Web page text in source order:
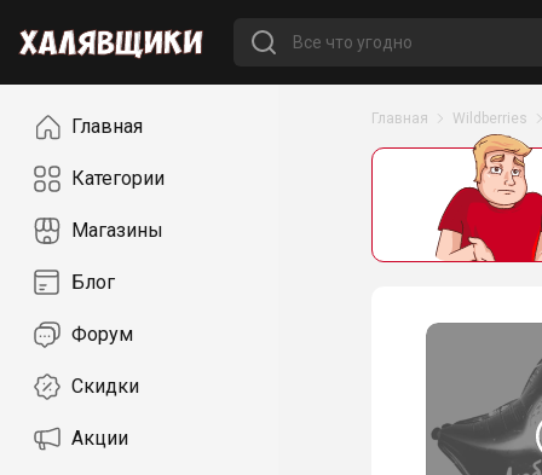
НавигацияГлавная
Категории
Магазины
Блог
Форум
Скидки
Акции
Главная Wildberries